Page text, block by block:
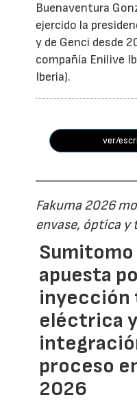
Buenaventura
ejercido la
y de Genci desde
compañía Enilive
Iberia).
ver/
Fakuma 2026
envase, óptica y
Sumitomo
apuesta
eléctrica
proceso
2026